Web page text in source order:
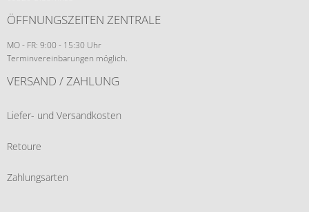
ÖFFNUNGSZEITEN ZENTRALE
MO - FR: 9:00 - 15:30 Uhr
Terminvereinbarungen möglich.
VERSAND / ZAHLUNG
Liefer- und Versandkosten
Retoure
Zahlungsarten